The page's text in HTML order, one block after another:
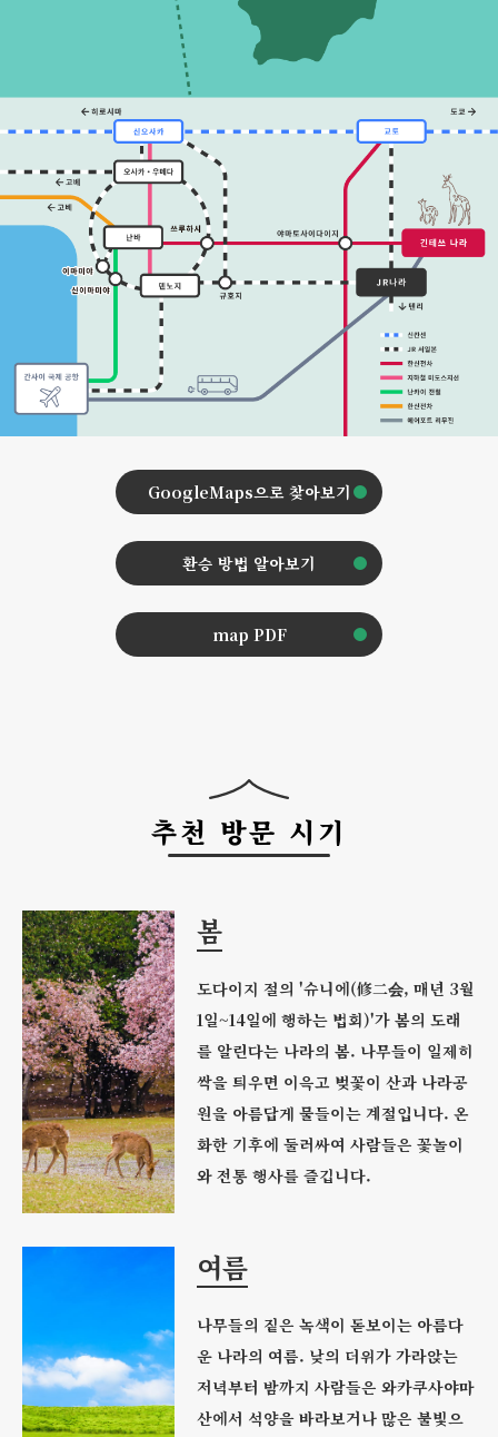
GoogleMaps으로 찾아보기
환승 방법 알아보기
map PDF
추천 방문 시기
봄
도다이지 절의 '슈니에(修二会, 매년 3월
1일~14일에 행하는 법회)'가 봄의 도래
를 알린다는 나라의 봄. 나무들이 일제히
싹을 틔우면 이윽고 벚꽃이 산과 나라공
원을 아름답게 물들이는 계절입니다. 온
화한 기후에 둘러싸여 사람들은 꽃놀이
와 전통 행사를 즐깁니다.
여름
나무들의 짙은 녹색이 돋보이는 아름다
운 나라의 여름. 낮의 더위가 가라앉는
저녁부터 밤까지 사람들은 와카쿠사야마
산에서 석양을 바라보거나 많은 불빛으